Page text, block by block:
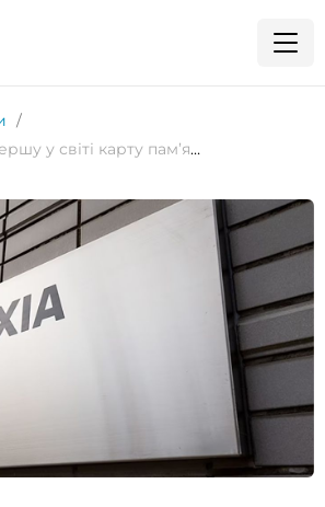
Kioxia випустила першу у світі карту пам’яті microSDXC на 2 ТБ. Це максимум для стандарту